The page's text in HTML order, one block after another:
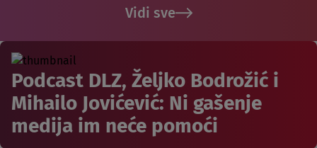
Vidi sve
Podcast DLZ, Željko Bodrožić i
Mihailo Jovićević: Ni gašenje
medija im neće pomoći